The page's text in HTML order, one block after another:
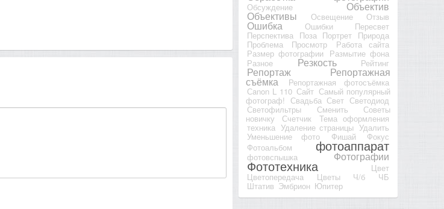
Обсуждение Объектив
Объективы Освещение Отзыв
Ошибка Ошибки Пересвет
Перспектива Поза Портрет Природа
Проблема Просмотр Работа сайта
Размер фотографии
Размытие фона
Разное
Резкость Рейтинг
Репортаж Репортажная
съёмка Репортажная фотосъёмка
Сanon L 110 Сайт Самый популярный
фотограф! Свадьба Свет Светодиод
Светофильтры Сменить Советы
новичку Счетчик Тема оформления
техника Удаление страницы Удалить
Уменьшение фото Фишай
Фокус
Фотоальбом
фотоаппарат
фотовспышка Фотографии
Фототехника Цвет
Цветопередача Цветы Ч/б ЧБ
Штатив Эмбрион Юпитер